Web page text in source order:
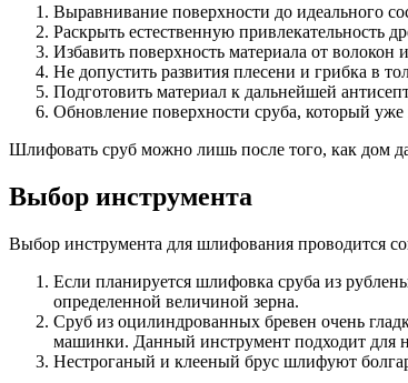
Выравнивание поверхности до идеального
Раскрыть естественную привлекательность
Избавить поверхность материала от волокон
Не допустить развития плесени и грибка в
Подготовить материал к дальнейшей
Обновление поверхности сруба, который
Шлифовать сруб можно лишь после того, как дом
Выбор инструмента
Выбор инструмента для шлифования проводится
Если планируется шлифовка сруба из
определенной величиной зерна.
Сруб из оцилиндрованных бревен очень
машинки. Данный инструмент подходит для
Нестроганый и клееный брус шлифуют